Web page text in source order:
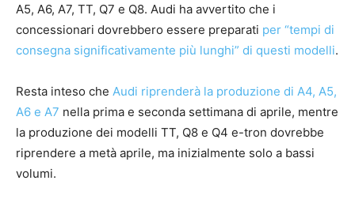
A5, A6, A7, TT, Q7 e Q8. Audi ha avvertito che i
concessionari dovrebbero essere preparati per “tempi di
consegna significativamente più lunghi” di questi modelli.
Resta inteso che Audi riprenderà la produzione di A4, A5,
A6 e A7 nella prima e seconda settimana di aprile, mentre
la produzione dei modelli TT, Q8 e Q4 e-tron dovrebbe
riprendere a metà aprile, ma inizialmente solo a bassi
volumi.